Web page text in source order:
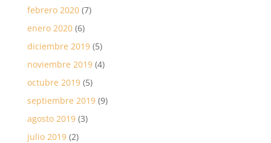
febrero 2020(7)
enero 2020(6)
diciembre 2019(5)
noviembre 2019(4)
octubre 2019(5)
septiembre 2019(9)
agosto 2019(3)
julio 2019(2)